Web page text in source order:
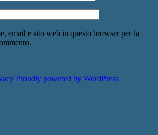
email e sito web in questo browser per la
Proudly powered by WordPress